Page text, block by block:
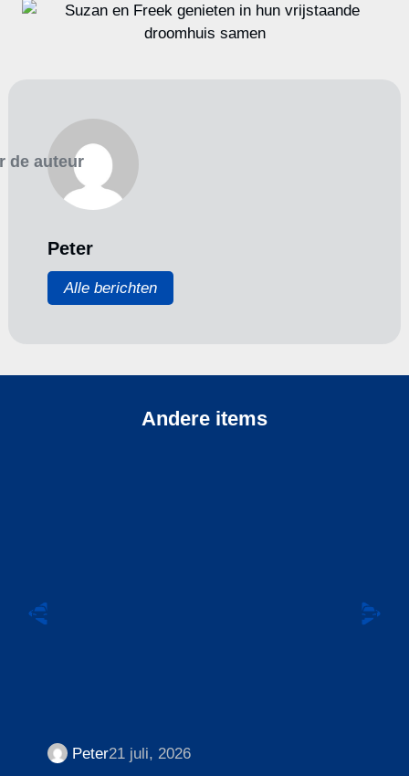
de auteur
Peter
Alle berichten
Andere items
Peter21 juli, 2026